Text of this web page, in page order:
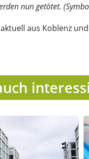
nun getötet.
aus Koblenz